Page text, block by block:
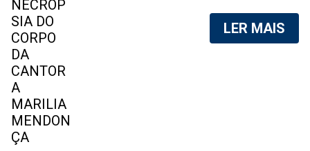
foram vazadas na internet. A
divulgação de fotos do corpo de
LER MAIS